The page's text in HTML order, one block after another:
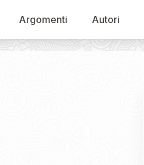
Argomenti Autori